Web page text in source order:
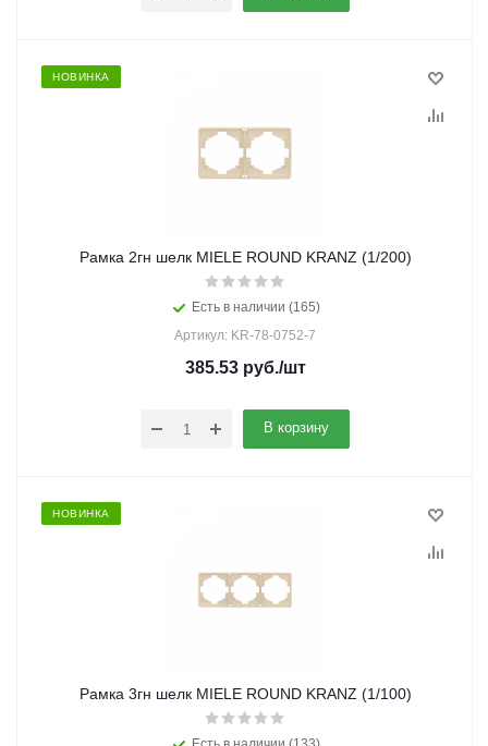
НОВИНКА
Рамка 2гн шелк MIELE ROUND KRANZ (1/200)
Есть в наличии (165)
Артикул: KR-78-0752-7
385.53руб./шт
В корзину
НОВИНКА
Рамка 3гн шелк MIELE ROUND KRANZ (1/100)